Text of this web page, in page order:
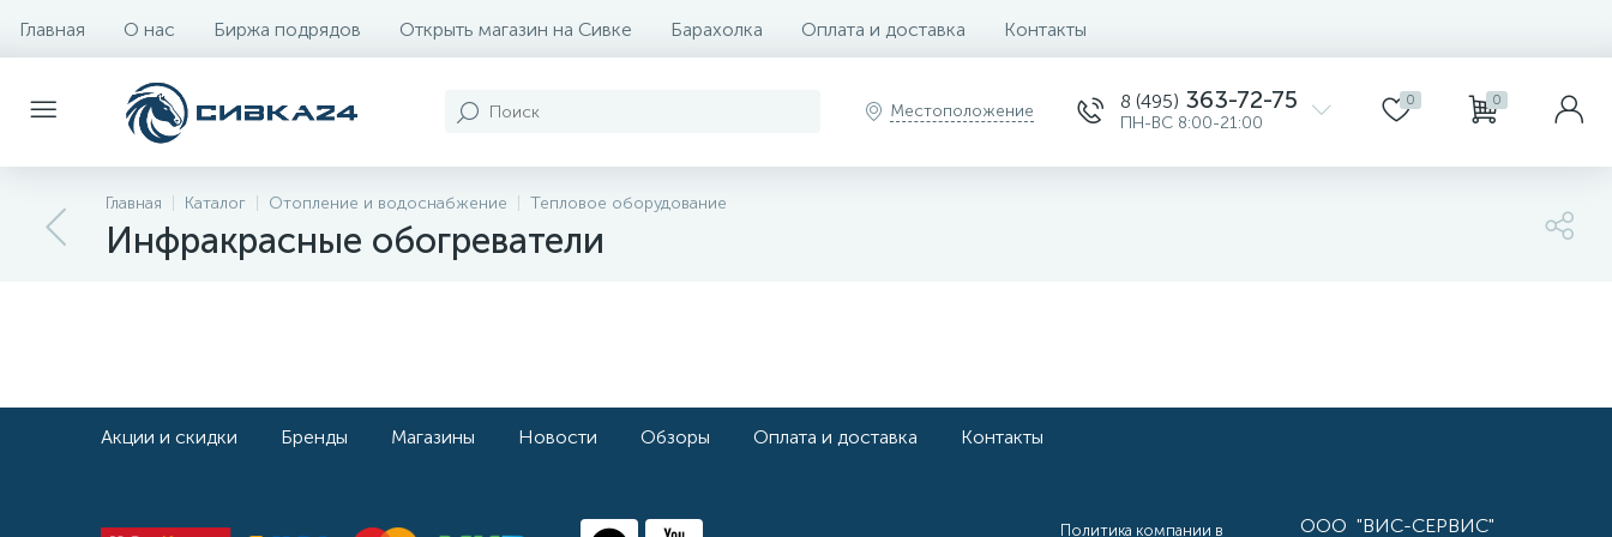
Главная О нас Биржа подрядов Открыть магазин на Сивке Барахолка Оплата и доставка Контакты
Местоположение 8 (495) 363-72-75
ПН-ВС 8:00-21:00
0 0
Главная Каталог Отопление и водоснабжение Тепловое оборудование
Инфракрасные обогреватели
Акции и скидки Бренды Магазины Новости Обзоры Оплата и доставка Контакты
Политика компании в ООО "ВИС-СЕРВИС"